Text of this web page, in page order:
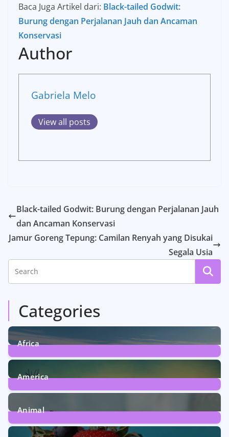
Baca Juga Artikel dari: Black-tailed Godwit:
Burung dengan Perjalanan Jauh dan Ancaman
Konservasi
Author
Gabriela Melo
View all posts
Black-tailed Godwit: Burung dengan Perjalanan Jauh
dan Ancaman Konservasi
Jamur Goreng Tepung: Camilan Renyah yang Disukai
Segala Usia
Categories
Africa
6Posts
America
5Posts
Animal
13Posts